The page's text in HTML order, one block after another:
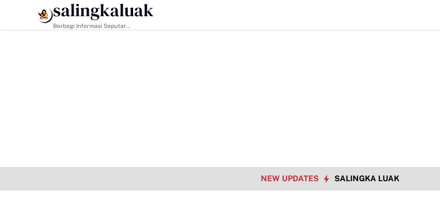
HEADLINE TMMD
salingkaluak
Berbagi Informasi Seputar
NEW UPDATES SALINGKA LUAK